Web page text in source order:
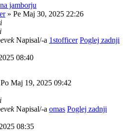
jamborju
» Pe Maj 30, 2025 22:26
Napisal/-a 1stofficer Poglej zadnji
08:40
Maj 19, 2025 09:42
Napisal/-a omas Poglej zadnji
08:35